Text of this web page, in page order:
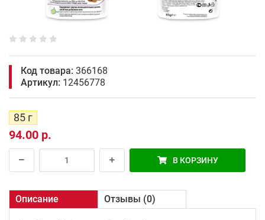
Код товара: 366168
Артикул: 12456778
85 г
94.00 р.
В КОРЗИНУ
Описание Отзывы (0)